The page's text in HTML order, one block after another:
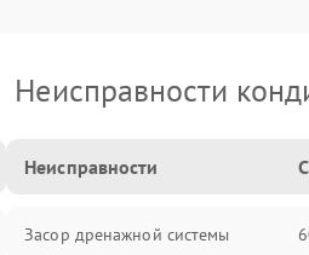
Неисправности
Неисправности
Засор дренажной системы